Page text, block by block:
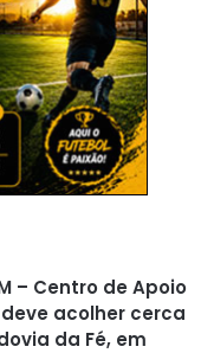
– Centro de Apoio
acolher cerca
da Fé, em